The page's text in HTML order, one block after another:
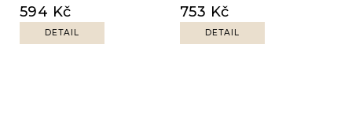
594 Kč
DETAIL
753 Kč
DETAIL